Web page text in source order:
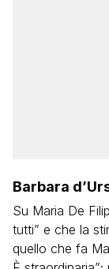
Barbara
Su Maria De
tutti” e che la
quello che fa